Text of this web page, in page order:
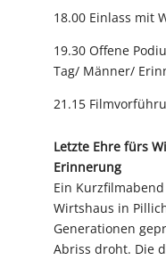
18.00 Einlass mit
19.30 Offene
Tag/ Männer/
21.15
Letzte Ehre fürs
Erinnerung
Ein
Wirtshaus in
Generationen
Abriss droht. Die